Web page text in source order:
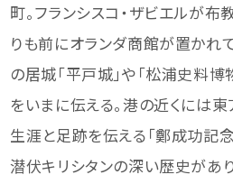
町。フランシスコ・ザビエルが布
りも前にオランダ商館が置かれ
の居城「平戸城」や「松浦史料
をいまに伝える。港の近くには
生涯と足跡を伝える「鄭成功記
潜伏キリシタンの深い歴史があ